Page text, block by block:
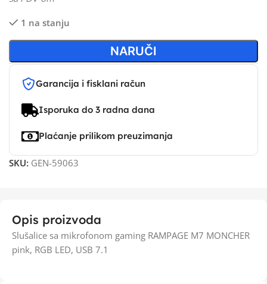
1 na stanju
NARUČI
Garancija i fisklani račun
Isporuka do 3 radna dana
Plaćanje prilikom preuzimanja
SKU: GEN-59063
Opis proizvoda
Slušalice sa mikrofonom gaming RAMPAGE M7 MONCHER
pink, RGB LED, USB 7.1